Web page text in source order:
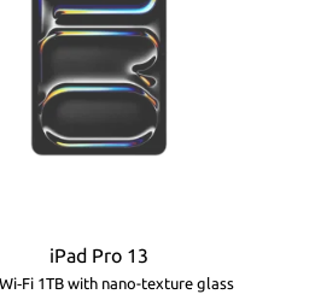
iPad Pro 13
1TB with nano-texture glass